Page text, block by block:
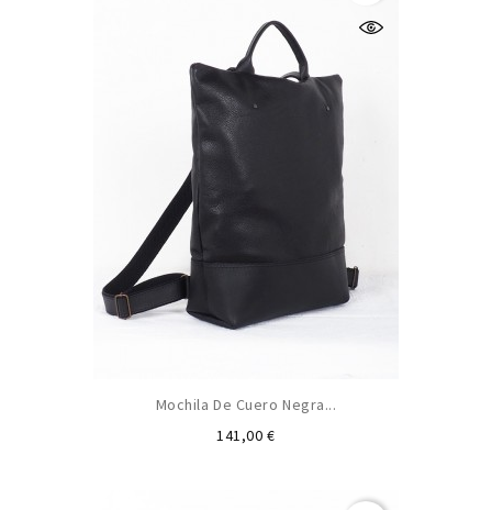
Mochila De Cuero Negra...
141,00 €Precio